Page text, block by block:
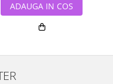
ADAUGA IN COS